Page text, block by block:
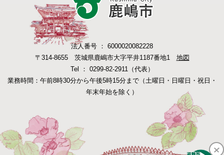
法人番号 ： 6000020082228
〒314-8655 茨城県鹿嶋市大字平井1187番地1 地図
Tel ： 0299-82-2911（代表）
業務時間：午前8時30分から午後5時15分まで（土曜日・日曜日・祝日・
年末年始を除く）